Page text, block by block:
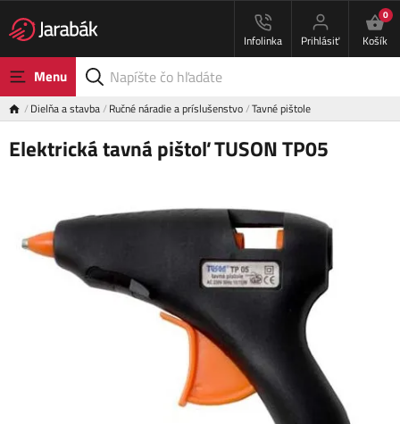
Infolinka Prihlásiť
0
Košík
Menu
Dielňa a stavba Ručné náradie a príslušenstvo Tavné pištole
Elektrická tavná pištoľ TUSON TP05